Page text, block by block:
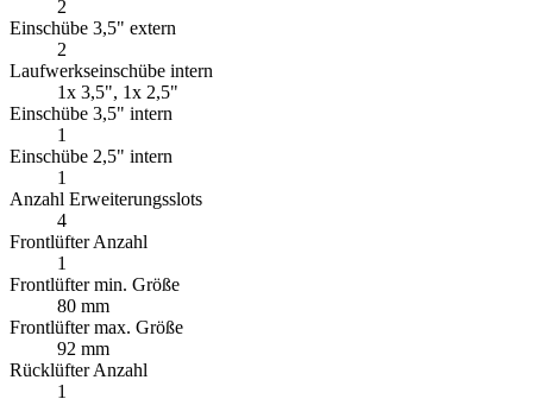
2
Einschübe 3,5" extern
2
Laufwerkseinschübe intern
1x 3,5", 1x 2,5"
Einschübe 3,5" intern
1
Einschübe 2,5" intern
1
Anzahl Erweiterungsslots
4
Frontlüfter Anzahl
1
Frontlüfter min. Größe
80 mm
Frontlüfter max. Größe
92 mm
Rücklüfter Anzahl
1